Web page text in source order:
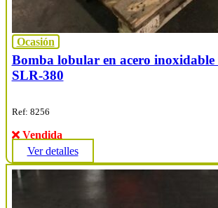
Ocasión
Bomba lobular en acero
SLR-380
Ref: 8256
Vendida
Ver detalles